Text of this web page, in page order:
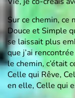
Sur ce chemin, ce
Douce et Simple
se laissait plus
que j’ai
le chemin, c’était
Celle qui Rêve,
en elle, Celle qui